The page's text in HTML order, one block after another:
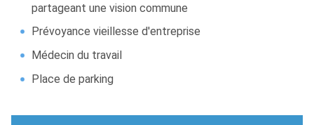
partageant une vision commune
Prévoyance vieillesse d'entreprise
Médecin du travail
Place de parking